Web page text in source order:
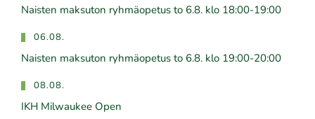
Naisten maksuton ryhmäopetus to 6.8. klo 18:00-19:00
06.08.
Naisten maksuton ryhmäopetus to 6.8. klo 19:00-20:00
08.08.
IKH Milwaukee Open